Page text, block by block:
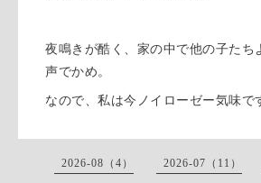
夜鳴きが酷く、家の中で他の子たち
声でかめ。
なので、私は今ノイローゼー気味で
2026-08（4） 2026-07（11）